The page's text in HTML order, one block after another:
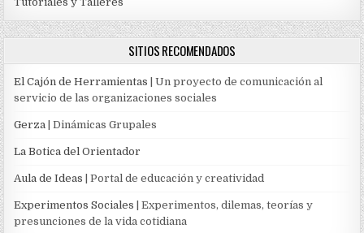
SITIOS RECOMENDADOS
El Cajón de Herramientas | Un proyecto de comunicación al
servicio de las organizaciones sociales
Gerza | Dinámicas Grupales
La Botica del Orientador
Aula de Ideas | Portal de educación y creatividad
Experimentos Sociales | Experimentos, dilemas, teorías y
presunciones de la vida cotidiana